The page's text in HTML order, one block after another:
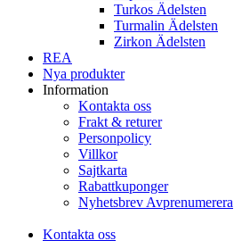
Turkos Ädelsten
Turmalin Ädelsten
Zirkon Ädelsten
REA
Nya produkter
Information
Kontakta oss
Frakt & returer
Personpolicy
Villkor
Sajtkarta
Rabattkuponger
Nyhetsbrev Avprenumerera
Kontakta oss